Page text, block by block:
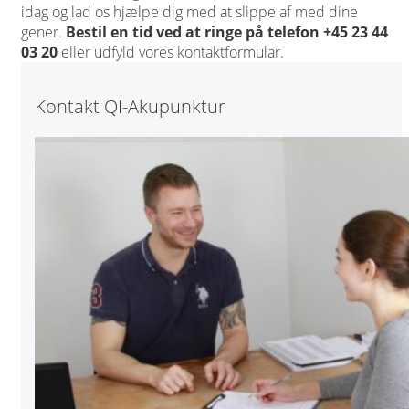
idag og lad os hjælpe dig med at slippe af med dine
gener. Bestil en tid ved at ringe på telefon +45 23 44
03 20 eller udfyld vores kontaktformular.
Kontakt QI-Akupunktur